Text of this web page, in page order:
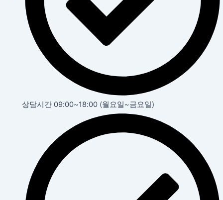
상담시간 09:00~18:00 (월요일~금요일)